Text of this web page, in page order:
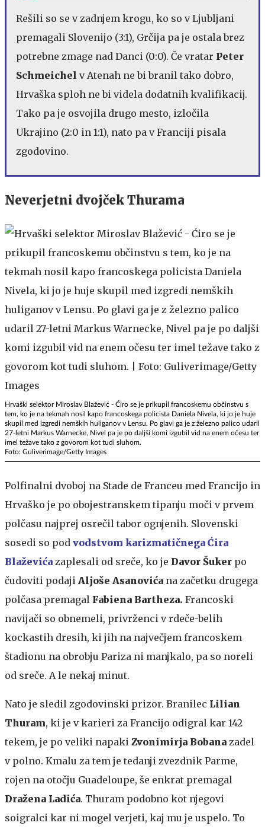
Rešili so se v zadnjem krogu, ko so v Ljubljani
premagali Slovenijo (3:1), Grčija pa je ostala brez
potrebne zmage nad Danci (0:0). Če vratar Peter
Schmeichel v Atenah ne bi branil tako dobro,
Hrvaška sploh ne bi videla dodatnih kvalifikacij.
Tako pa je osvojila drugo mesto, izločila
Ukrajino (2:0 in 1:1), nato pa v Franciji pisala
zgodovino.
Neverjetni dvojček Thurama
Hrvaški selektor Miroslav Blažević - Ćiro se je prikupil francoskemu občinstvu s
tem, ko je na tekmah nosil kapo francoskega policista Daniela Nivela, ki jo je huje
skupil med izgredi nemških huliganov v Lensu. Po glavi ga je z železno palico udaril
27-letni Markus Warnecke, Nivel pa je po daljši komi izgubil vid na enem očesu ter
imel težave tako z govorom kot tudi sluhom.
Foto: Guliverimage/Getty Images
Polfinalni dvoboj na Stade de Franceu med Francijo in
Hrvaško je po obojestranskem tipanju moči v prvem
polčasu najprej osrečil tabor ognjenih. Slovenski
sosedi so pod vodstvom karizmatičnega Ćira
Blaževića zaplesali od sreče, ko je Davor Šuker po
čudoviti podaji Aljoše Asanovića na začetku drugega
polčasa premagal Fabiena Bartheza. Francoski
navijači so obnemeli, privrženci v rdeče-belih
kockastih dresih, ki jih na največjem francoskem
štadionu na obrobju Pariza ni manjkalo, pa so noreli
od sreče. A le nekaj minut.
Nato je sledil zgodovinski prizor. Branilec Lilian
Thuram, ki je v karieri za Francijo odigral kar 142
tekem, je po veliki napaki Zvonimirja Bobana zadel
v polno. Kmalu za tem je tedanji zvezdnik Parme,
rojen na otočju Guadeloupe, še enkrat premagal
Dražena Ladića. Thuram podobno kot njegovi
soigralci kar ni mogel verjeti, kaj mu je uspelo. To